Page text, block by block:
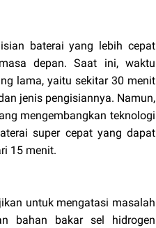
baterai yang lebih cepat
depan. Saat ini, waktu
lama, yaitu sekitar 30 menit
jenis pengisiannya. Namun,
mengembangkan teknologi
super cepat yang dapat
15 menit.
untuk mengatasi masalah
bahan bakar sel hidrogen